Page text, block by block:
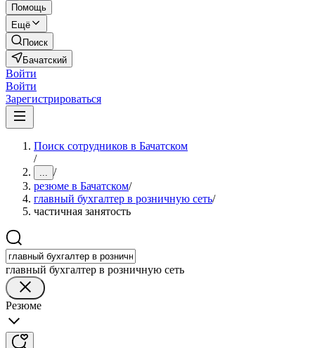
Помощь
Ещё
Поиск
Бачатский
Войти
Войти
Зарегистрироваться
Поиск сотрудников в Бачатском
/
... /
резюме в Бачатском/
главный бухгалтер в розничную сеть/
частичная занятость
главный бухгалтер в розничную сеть
Резюме